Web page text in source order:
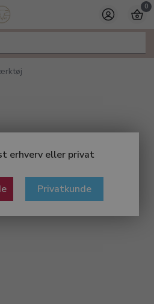
erhverv eller privat
Privatkunde
0